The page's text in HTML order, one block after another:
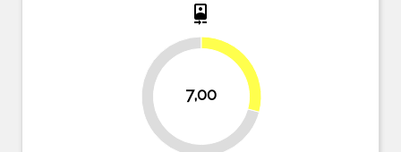
camera_front
7,00
70.8%
29.2%